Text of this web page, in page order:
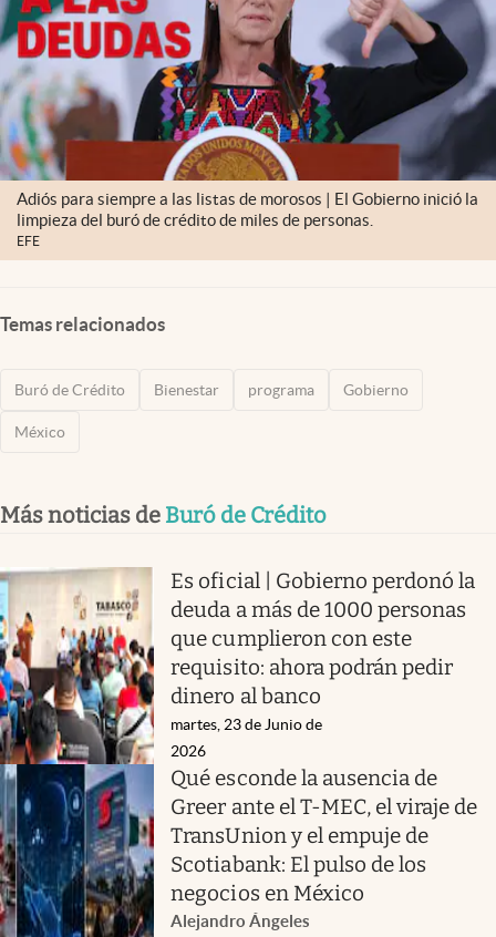
Adiós para siempre a las listas de morosos | El Gobierno inició la
limpieza del buró de crédito de miles de personas.
EFE
Temas relacionados
Buró de Crédito Bienestar programa Gobierno
México
Más noticias de Buró de Crédito
Es oficial | Gobierno perdonó la
deuda a más de 1000 personas
que cumplieron con este
requisito: ahora podrán pedir
dinero al banco
martes, 23 de Junio de
2026
Qué esconde la ausencia de
Greer ante el T-MEC, el viraje de
TransUnion y el empuje de
Scotiabank: El pulso de los
negocios en México
Alejandro Ángeles